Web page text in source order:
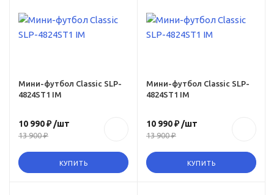
Мини-футбол Сlassic SLP-
4824ST1 IM
10 990 ₽/шт
13 900 ₽
КУПИТЬ
Мини-футбол Сlassic SLP-
4824ST1 IM
10 990 ₽/шт
13 900 ₽
КУПИТЬ